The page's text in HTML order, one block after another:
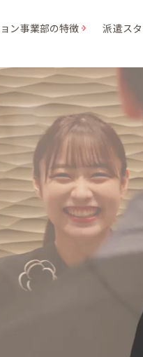
ン事業部の特徴 派遣ス